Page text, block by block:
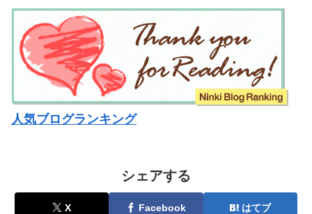
人気ブログランキング
シェアする
X Facebook はてブ